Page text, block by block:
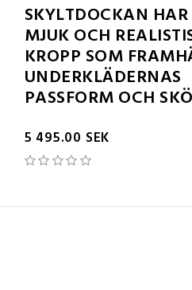
SKYLTDOCKAN HAR
MJUK OCH
KROPP SOM
UNDERKLÄDERNAS
PASSFORM OCH
5 495.00 SEK